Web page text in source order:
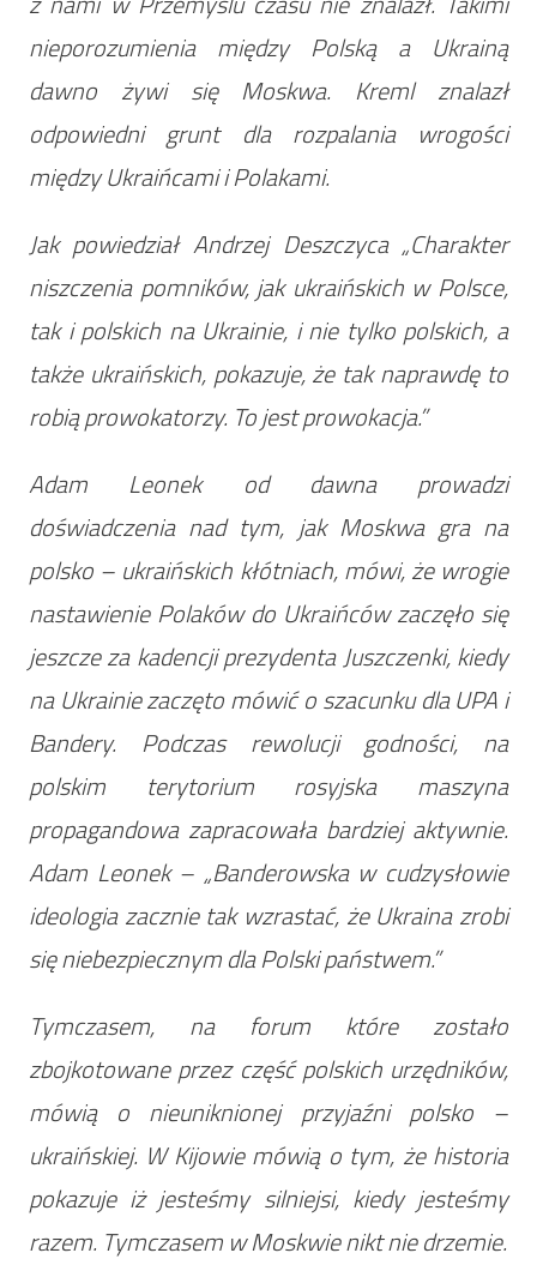
nieporozumienia między Polską a Ukrainą
dawno żywi się Moskwa. Kreml znalazł
odpowiedni grunt dla rozpalania wrogości
między Ukraińcami i Polakami.
Jak powiedział Andrzej Deszczyca „Charakter
niszczenia pomników, jak ukraińskich w Polsce,
tak i polskich na Ukrainie, i nie tylko polskich, a
także ukraińskich, pokazuje, że tak naprawdę to
robią prowokatorzy. To jest prowokacja.”
Adam Leonek od dawna prowadzi
doświadczenia nad tym, jak Moskwa gra na
polsko – ukraińskich kłótniach, mówi, że wrogie
nastawienie Polaków do Ukraińców zaczęło się
jeszcze za kadencji prezydenta Juszczenki, kiedy
na Ukrainie zaczęto mówić o szacunku dla UPA i
Bandery. Podczas rewolucji godności, na
polskim terytorium rosyjska maszyna
propagandowa zapracowała bardziej aktywnie.
Adam Leonek – „Banderowska w cudzysłowie
ideologia zacznie tak wzrastać, że Ukraina zrobi
się niebezpiecznym dla Polski państwem.”
Tymczasem, na forum które zostało
zbojkotowane przez część polskich urzędników,
mówią o nieuniknionej przyjaźni polsko –
ukraińskiej. W Kijowie mówią o tym, że historia
pokazuje iż jesteśmy silniejsi, kiedy jesteśmy
razem. Tymczasem w Moskwie nikt nie drzemie.